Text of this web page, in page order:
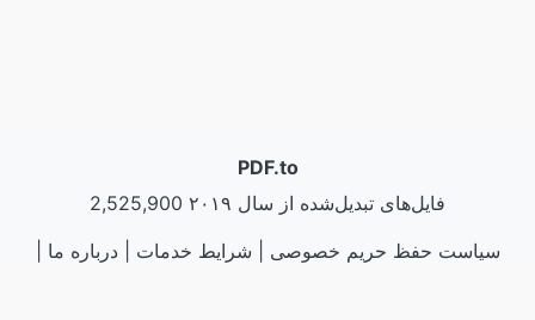
PDF.to
2,525,900 فایل‌های تبدیل‌شده از سال ۲۰۱۹
سیاست حفظ حریم خصوصی
شرایط خدمات |درباره ما